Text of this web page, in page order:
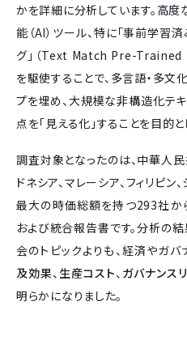
かを詳細に分析しています。高
能（AI）ツール、特に「事前学習
グ」（Text Match Pre-
を駆使することで、多言語・多文
プを埋め、大規模な非構造化テ
点を「見える化」することを目的と
調査対象となったのは、中華人民
ドネシア、マレーシア、フィリピ
最大の時価総額を持つ293社
および統合報告書です。分析の
会のトピックよりも、経済やガバ
及効果、 生産コスト、 ガバナンス
明らかになりました。